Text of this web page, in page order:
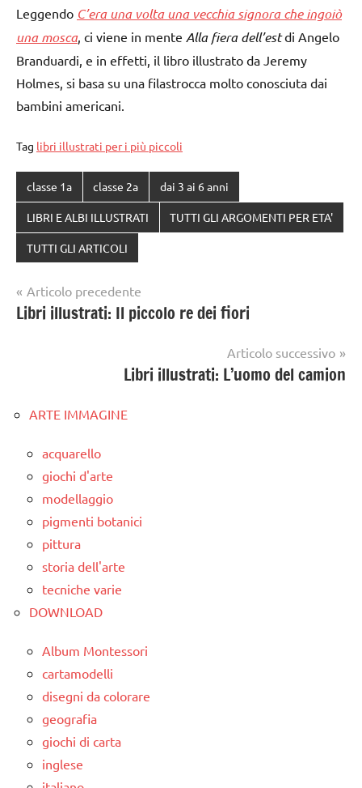
Leggendo C’era una volta una vecchia signora che ingoiò
una mosca, ci viene in mente Alla fiera dell’estdi Angelo
Branduardi, e in effetti, il libro illustrato da Jeremy
Holmes, si basa su una filastrocca molto conosciuta dai
bambini americani.
Tag libri illustrati per i più piccoli
classe 1a classe 2a dai 3 ai 6 anni
LIBRI E ALBI ILLUSTRATI TUTTI GLI ARGOMENTI PER ETA'
TUTTI GLI ARTICOLI
Navigazione
articoli
Articolo precedente
Libri illustrati: Il piccolo re dei fiori
Articolo successivo
Libri illustrati: L’uomo del camion
ARTE IMMAGINE
acquarello
giochi d'arte
modellaggio
pigmenti botanici
pittura
storia dell'arte
tecniche varie
DOWNLOAD
Album Montessori
cartamodelli
disegni da colorare
geografia
giochi di carta
inglese